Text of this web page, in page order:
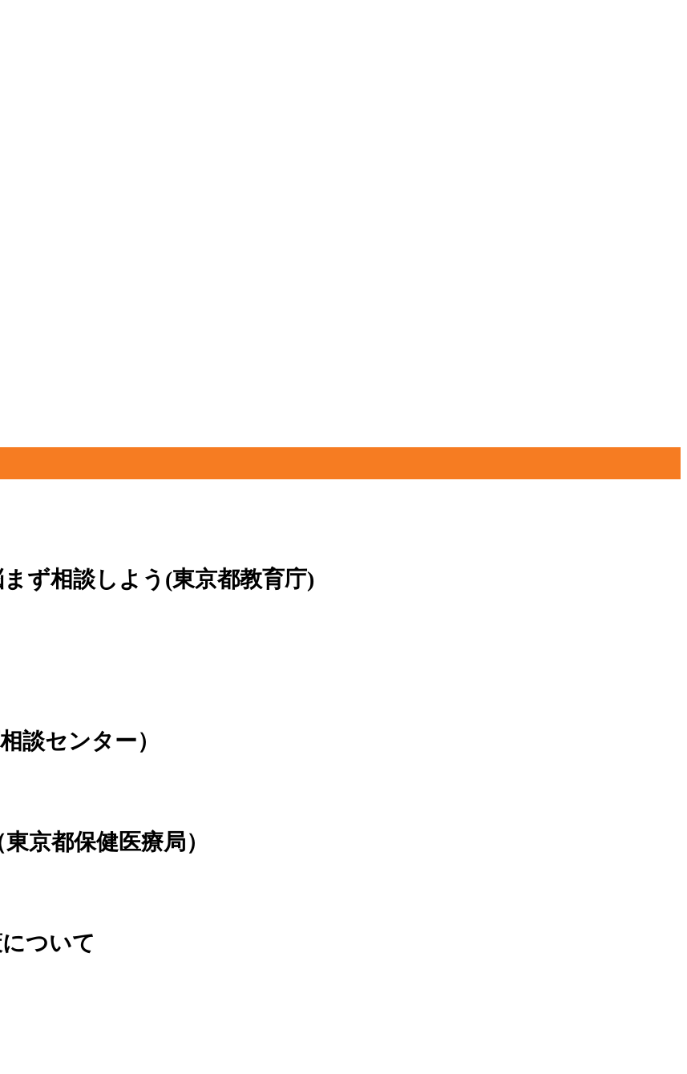
ず相談しよう(東京都教育庁)
談センター）
京都保健医療局）
ついて